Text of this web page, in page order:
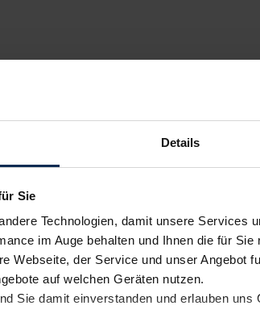
Details
Sie
Technologien, damit unsere Services
im Auge behalten und Ihnen die für
Webseite, der Service und unser Angebot
auf welchen Geräten nutzen.
Sie damit einverstanden und erlauben